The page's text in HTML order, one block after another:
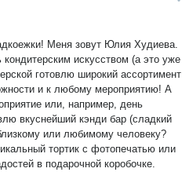
Меня зовут Юлия Худиева.
искусством (а это уже
готовлю широкий ассортимент
и к любому мероприятию! А
или, например, день
вкуснейший кэнди бар (сладкий
или любимому человеку?
тортик с фотопечатью или
в подарочной коробочке.